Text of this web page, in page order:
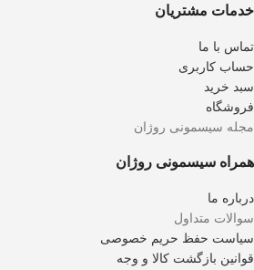
خدمات مشتریان
تماس با ما
حساب کاربری
سبد خرید
فروشگاه
مجله سیسمونی روژان
همراه سیسمونی روژان
درباره ما
سوالات متداول
سیاست حفظ حریم خصوصی
قوانین بازگشت کالا و وجه